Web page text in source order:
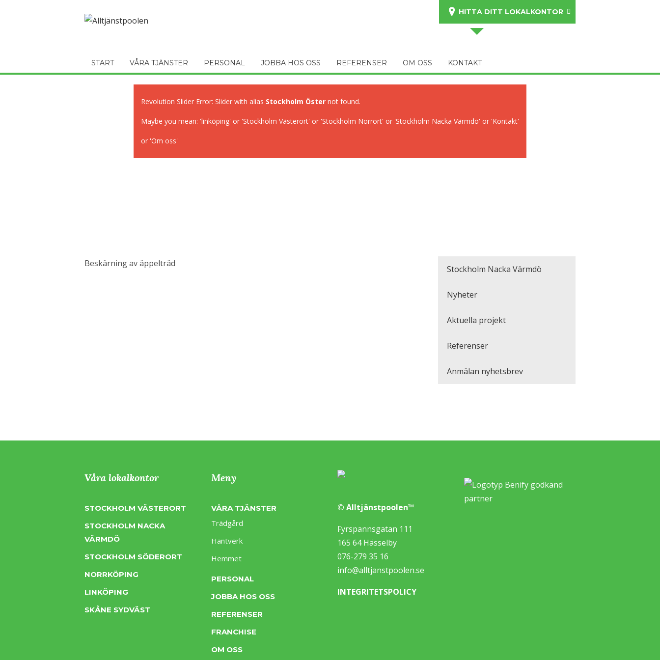
HITTA DITT LOKALKONTOR
START VÅRA TJÄNSTER PERSONAL JOBBA HOS OSS REFERENSER OM OSS KONTAKT
Revolution Slider Error: Slider with alias Stockholm Öster not found.
Maybe you mean: 'linköping' or 'Stockholm Västerort' or 'Stockholm Norrort' or 'Stockholm Nacka Värmdö' or 'Kontakt'
or 'Om oss'
Beskärning av äppelträd
Stockholm Nacka Värmdö
Nyheter
Aktuella projekt
Referenser
Anmälan nyhetsbrev
Våra lokalkontor
STOCKHOLM VÄSTERORT
STOCKHOLM NACKA
VÄRMDÖ
STOCKHOLM SÖDERORT
NORRKÖPING
LINKÖPING
SKÅNE SYDVÄST
Meny
VÅRA TJÄNSTER
Trädgård
Hantverk
Hemmet
PERSONAL
JOBBA HOS OSS
REFERENSER
FRANCHISE
OM OSS
© Alltjänstpoolen™
Fyrspannsgatan 111
165 64 Hässelby
076-279 35 16
info@alltjanstpoolen.se
INTEGRITETSPOLICY